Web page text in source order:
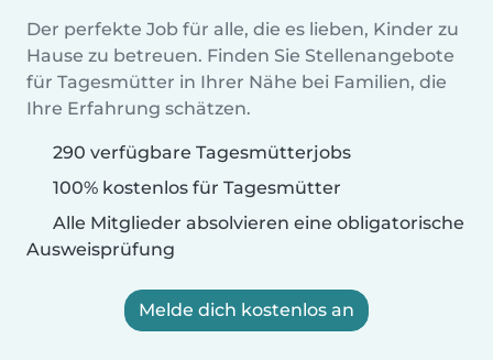
Der perfekte Job für alle, die es lieben, Kinder zu
Hause zu betreuen. Finden Sie Stellenangebote
für Tagesmütter in Ihrer Nähe bei Familien, die
Ihre Erfahrung schätzen.
290 verfügbare Tagesmütterjobs
100% kostenlos für Tagesmütter
Alle Mitglieder absolvieren eine obligatorische
Ausweisprüfung
Melde dich kostenlos an